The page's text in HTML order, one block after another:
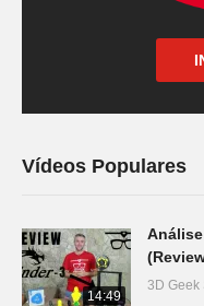
Vídeos Populares
14:49
3D Geek